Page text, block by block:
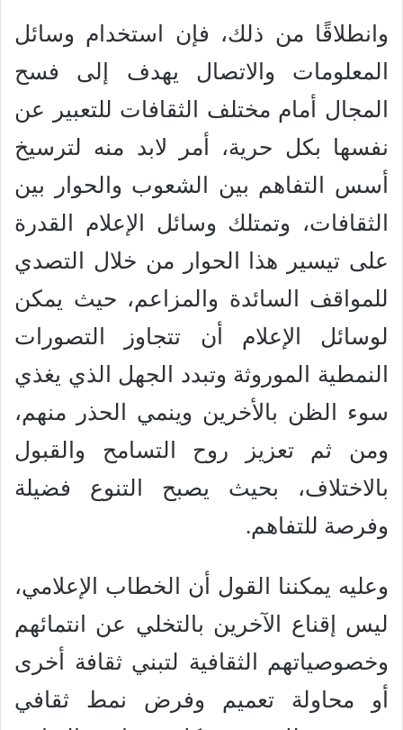
وانطلاقًا من ذلك، فإن استخدام وسائل
المعلومات والاتصال يهدف إلى فسح
المجال أمام مختلف الثقافات للتعبير عن
نفسها بكل حرية، أمر لابد منه لترسيخ
أسس التفاهم بين الشعوب والحوار بين
الثقافات، وتمتلك وسائل الإعلام القدرة
على تيسير هذا الحوار من خلال التصدي
للمواقف السائدة والمزاعم، حيث يمكن
لوسائل الإعلام أن تتجاوز التصورات
النمطية الموروثة وتبدد الجهل الذي يغذي
سوء الظن بالأخرين وينمي الحذر منهم،
ومن ثم تعزيز روح التسامح والقبول
بالاختلاف، بحيث يصبح التنوع فضيلة
وفرصة للتفاهم.
وعليه يمكننا القول أن الخطاب الإعلامي،
ليس إقناع الآخرين بالتخلي عن انتمائهم
وخصوصياتهم الثقافية لتبني ثقافة أخرى
أو محاولة تعميم وفرض نمط ثقافي